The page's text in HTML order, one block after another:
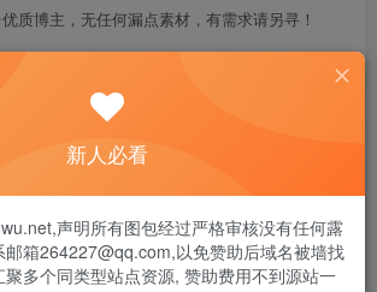
质博主，无任何漏点素材，有需求请另寻！
错误，请更换浏览器重试，这是百度网盘版本问
无法解压，请查看
账/账号解禁...等问题请《提交工单》
新人必看
声明所有图包经过严格审核没有任何露
邮箱264227@qq.com,以免赞助后域名被墙找
多个同类型站点资源, 赞助费用不到源站一